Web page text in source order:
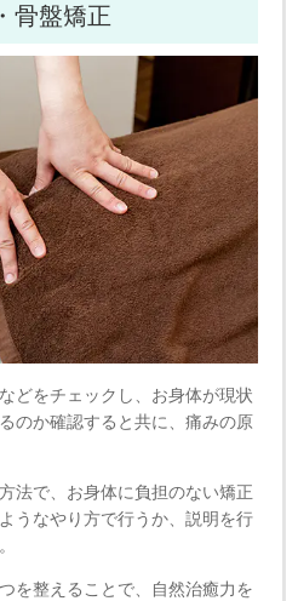
骨盤矯正
どをチェックし、お身体が現状
のか確認すると共に、痛みの原
法で、お身体に負担のない矯正
うなやり方で行うか、説明を行
を整えることで、自然治癒力を